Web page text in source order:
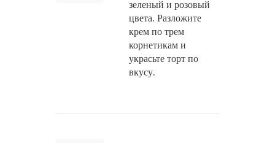
зеленый и розовый
цвета. Разложите
крем по трем
корнетикам и
украсьте торт по
вкусу.